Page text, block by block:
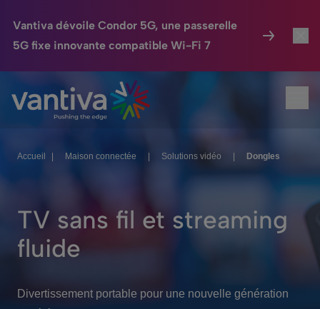
Vantiva dévoile Condor 5G, une passerelle
5G fixe innovante compatible Wi-Fi 7
Passer au contenu principal
Maison Connectée
HomeSight
Nos Engagements
Relations Investisseurs
Accueil Maison connectée Solutions vidéo Dongles
TV sans fil et streaming
fluide
Divertissement portable pour une nouvelle génération